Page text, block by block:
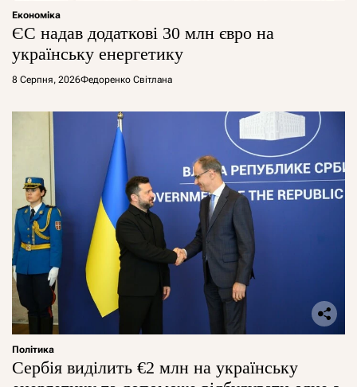
Економіка
ЄС надав додаткові 30 млн євро на
українську енергетику
8 Серпня, 2026Федоренко Світлана
Політика
Сербія виділить €2 млн на українську